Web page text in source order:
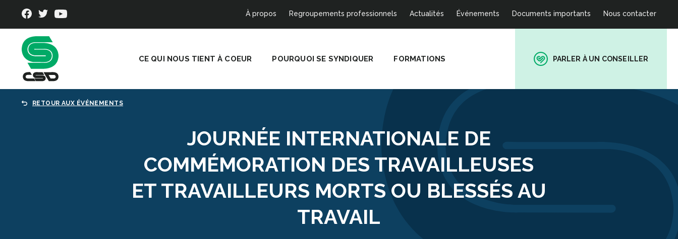
À propos Regroupements professionnels Actualités Événements Documents importants Nous contacter
CE QUI NOUS TIENT À COEUR POURQUOI SE SYNDIQUER FORMATIONS PARLER À UN CONSEILLER
RETOUR AUX ÉVÉNEMENTS
JOURNÉE INTERNATIONALE DE
COMMÉMORATION DES TRAVAILLEUSES
ET TRAVAILLEURS MORTS OU BLESSÉS AU
TRAVAIL